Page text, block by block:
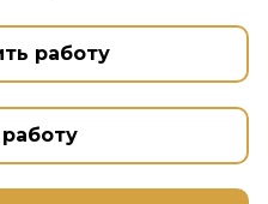
работу